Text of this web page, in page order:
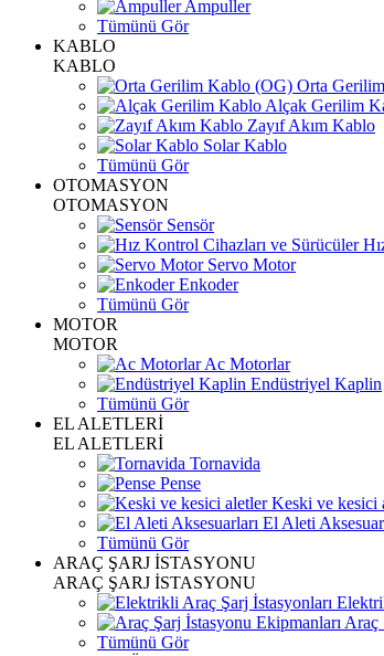
Ampuller
Tümünü Gör
KABLO
KABLO
Orta
Alçak Gerilim
Zayıf Akım Kablo
Solar Kablo
Tümünü Gör
OTOMASYON
OTOMASYON
Sensör
Servo Motor
Enkoder
Tümünü Gör
MOTOR
MOTOR
Ac Motorlar
Endüstriyel Kaplin
Tümünü Gör
EL ALETLERİ
EL ALETLERİ
Tornavida
Pense
Keski ve kesici
El Aleti
Tümünü Gör
ARAÇ ŞARJ İSTASYONU
ARAÇ ŞARJ İSTASYONU
Araç
Tümünü Gör